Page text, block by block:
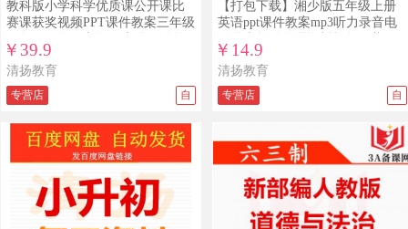
教科版小学科学优质课公开课比
赛课获奖视频PPT课件教案三年级
册打包下载
￥39.9
清扬教育
专营店 自
【打包下载】湘少版五年级上册
英语ppt课件教案mp3听力录音电
￥14.9
清扬教育
专营店 自